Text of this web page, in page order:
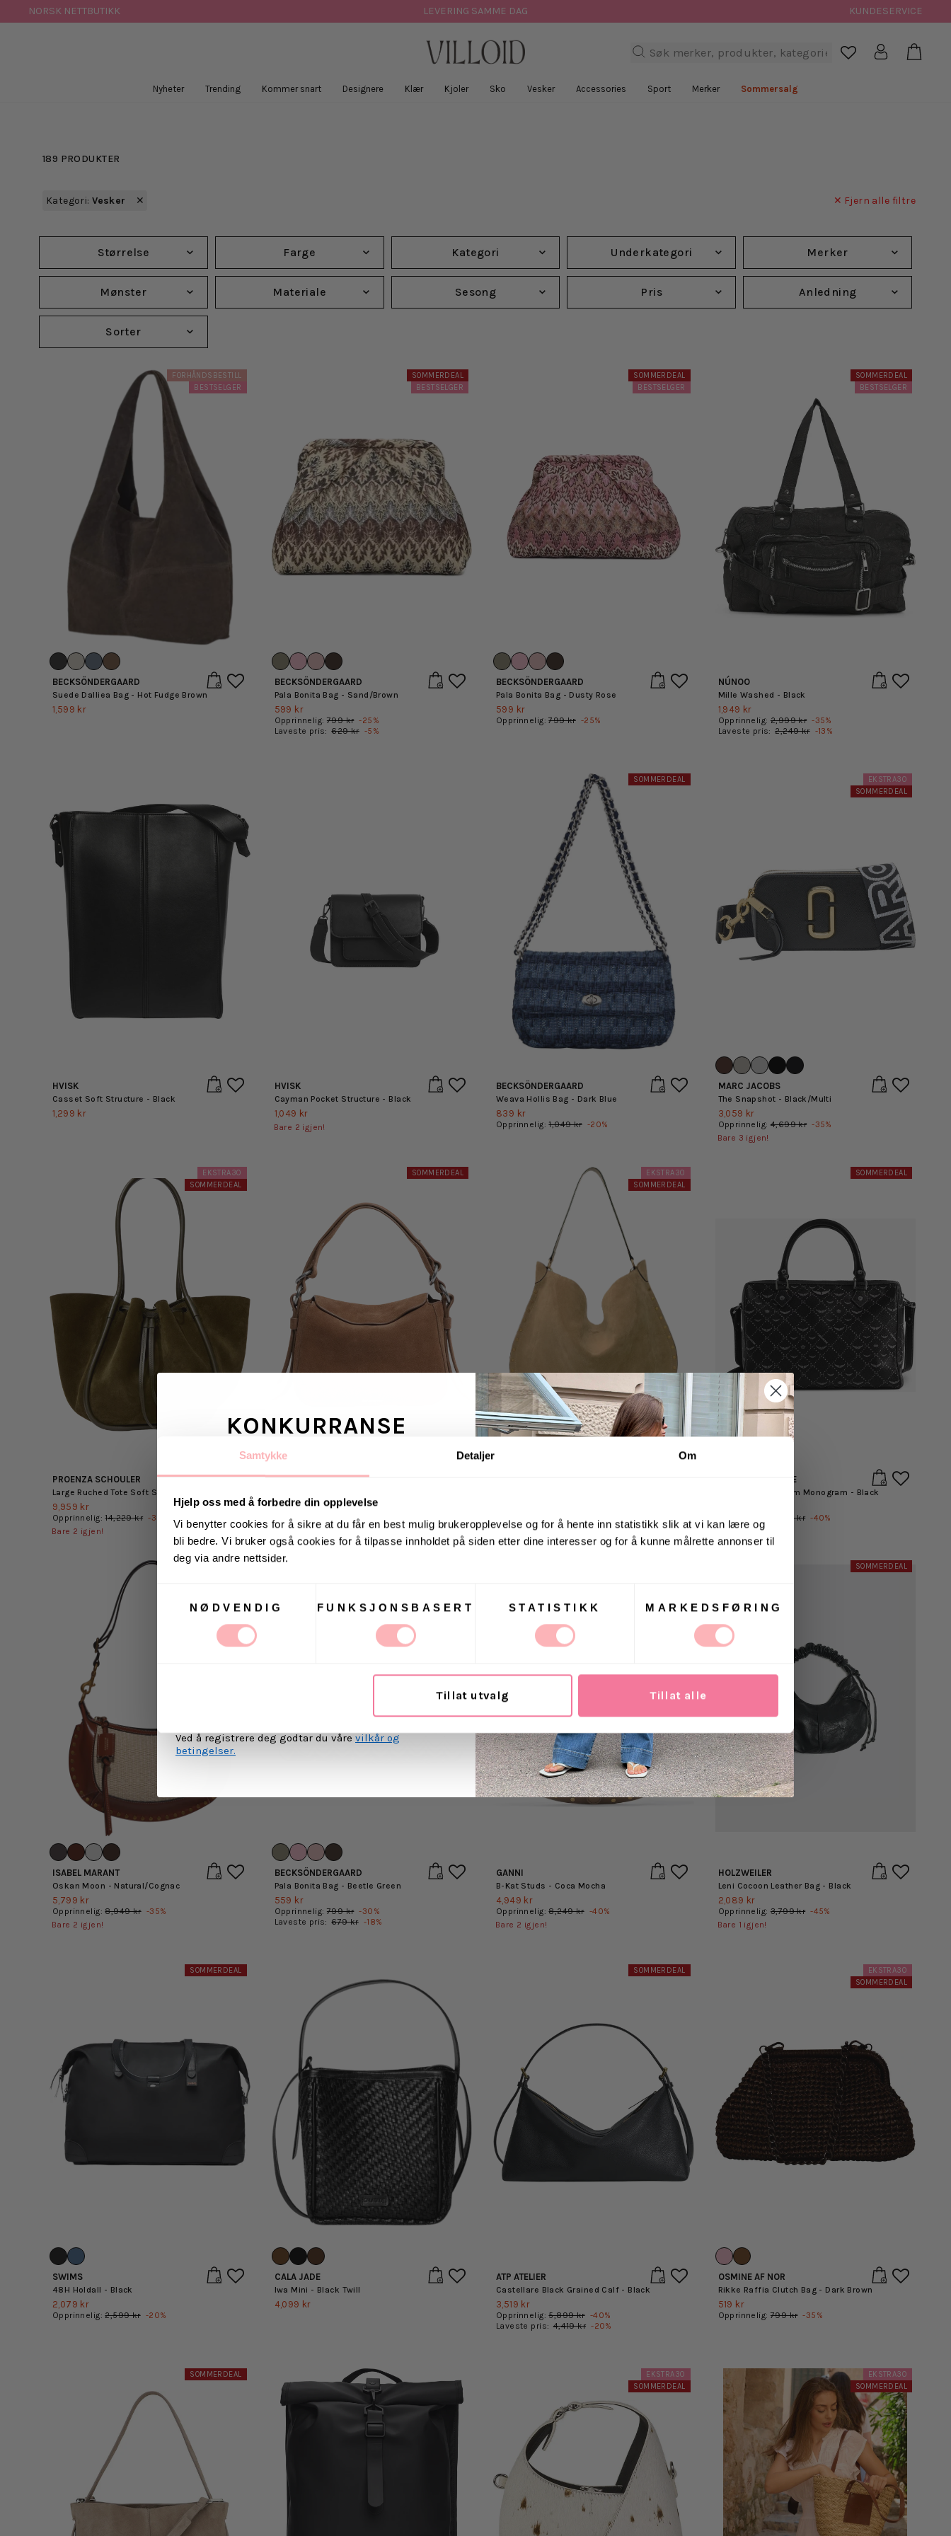
Samtykke Detaljer Om
Hjelp oss med å forbedre din opplevelse
Vi benytter cookies for å sikre at du får en best mulig brukeropplevelse og for å hente inn statistikk slik at vi kan lære og
bli bedre. Vi bruker også cookies for å tilpasse innholdet på siden etter dine interesser og for å kunne målrette annonser til
deg via andre nettsider.
NØDVENDIG
FUNKSJONSBASERT STATISTIKK MARKEDSFØRING
Tillat utvalg Tillat alle
til
NORSK NETTBUTIKK LEVERING SAMME DAG
SOMMERSALG - OPPTIL 70% KUNDESERVICE
Søk  Logg inn
Nyheter Trending Kommer snart Designere Klær Kjoler Sko Vesker Accessories Sport Merker Sommersalg
189 PRODUKTER
Kategori: Vesker Fjern alle filtre
Størrelse Farge Kategori Underkategori Merker
Mønster Materiale Sesong Pris Anledning
Sorter
FORHÅNDSBESTILL
BESTSELGER
BECKSÖNDERGAARD
Suede Dalliea Bag - Hot Fudge Brown
1,599 kr
SOMMERDEAL
BESTSELGER
BECKSÖNDERGAARD
Pala Bonita Bag - Sand/Brown
599 kr
Opprinnelig: 799 kr -25 %
Laveste pris: 629 kr -5 %
SOMMERDEAL
BESTSELGER
BECKSÖNDERGAARD
Pala Bonita Bag - Dusty Rose
599 kr
Opprinnelig:799 kr -25%
SOMMERDEAL
BESTSELGER
NÚNOO
Mille Washed - Black
1,949 kr
Opprinnelig: 2,999 kr -35%
Laveste pris: 2,249 kr -13 %
HVISK
Casset Soft Structure - Black
1,299 kr
HVISK
Cayman Pocket Structure - Black
1,049 kr
Bare 2 igjen!
SOMMERDEAL
BECKSÖNDERGAARD
Weava Hollis Bag - Dark Blue
839 kr
Opprinnelig:1,049 kr -20%
EKSTRA30
SOMMERDEAL
MARC JACOBS
The Snapshot - Black/Multi
3,059 kr
Opprinnelig: 4,699 kr -35%
Bare 3 igjen!
EKSTRA30
SOMMERDEAL
PROENZA SCHOULER
Large Ruched Tote Soft Suede - Olive
9,959 kr
Opprinnelig:14,229 kr -30
Bare 2 igjen!
SOMMERDEAL
HOLZWEILER
3,149 kr
Opprinnelig: 4,499 kr %
EKSTRA30
SOMMERDEAL
Opprinnelig: 11,549 kr 30
Bare 2 igjen!
SOMMERDEAL
ZADIG & VOLTAIRE
Sunny Vibe Medium Monogram - Black
Opprinnelig: 5,799 kr -40%
ISABEL MARANT
Oskan Moon - Natural/Cognac
5,799 kr
Opprinnelig:8,949 kr -35%
Bare 2 igjen!
BECKSÖNDERGAARD
Pala Bonita Bag - Beetle Green
559 kr
Opprinnelig: 799 kr -30 %
Laveste pris: 679 kr -18%
GANNI
B-Kat Studs - Coca Mocha
4,949 kr
Opprinnelig:8,249 kr -40%
Bare 2 igjen!
SOMMERDEAL
HOLZWEILER
Leni Cocoon Leather Bag - Black
2,089 kr
Opprinnelig: 3,799 kr -45%
Bare 1 igjen!
SOMMERDEAL
SWIMS
48H Holdall - Black
2,079 kr
Opprinnelig:2,599 kr -20%
CALA JADE
Iwa Mini - Black Twill
4,099 kr
SOMMERDEAL
ATP ATELIER
Castellare Black Grained Calf - Black
3,519 kr
Opprinnelig:5,899 kr -40%
Laveste pris: 4,419 kr -20%
EKSTRA30
SOMMERDEAL
OSMINE AF NOR
Rikke Raffia Clutch Bag - Dark Brown
519 kr
Opprinnelig: 799 kr -35 %
SOMMERDEAL
EKSTRA30
SOMMERDEAL
EKSTRA30
SOMMERDEAL
KONKURRANSE
Vinn valgfrie jeans fra Jeanerica
til deg og en venn <3
Vinneren annonseres 9. august via Instagram
Ja, jeg samtykker til at Villoid kan sende meg
Ved å registrere deg godtar du våre vilkår og
betingelser.